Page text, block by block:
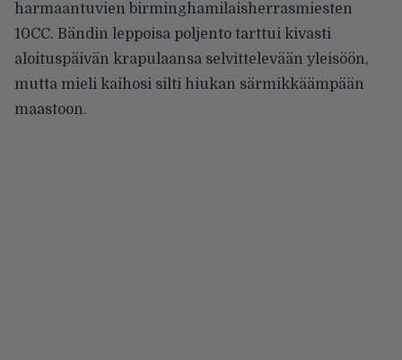
harmaantuvien birminghamilaisherrasmiesten
10CC. Bändin leppoisa poljento tarttui kivasti
aloituspäivän krapulaansa selvittelevään yleisöön,
mutta mieli kaihosi silti hiukan särmikkäämpään
maastoon.